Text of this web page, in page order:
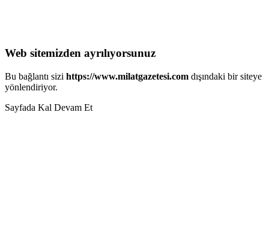
Web sitemizden ayrılıyorsunuz
Bu bağlantı sizi https://www.milatgazetesi.com dışındaki bir siteye
yönlendiriyor.
Sayfada Kal Devam Et